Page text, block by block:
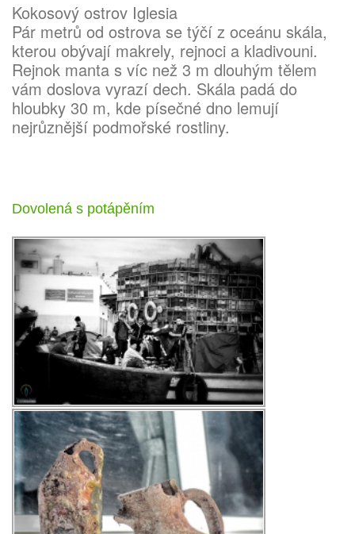
Kokosový ostrov Iglesia
Pár metrů od ostrova se týčí z oceánu skála,
kterou obývají makrely, rejnoci a kladivouni.
Rejnok manta s víc než 3 m dlouhým tělem
vám doslova vyrazí dech. Skála padá do
hloubky 30 m, kde písečné dno lemují
nejrůznější podmořské rostliny.
Dovolená s potápěním